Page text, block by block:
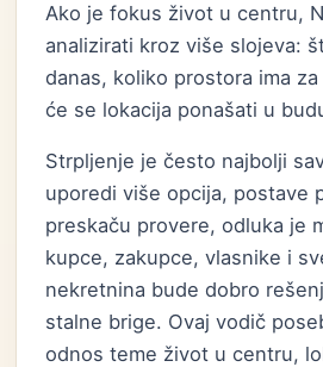
Ako je fokus život u centru,
analizirati kroz više slojeva:
danas, koliko prostora ima
će se lokacija ponašati u
Strpljenje je često najbolji
uporedi više opcija, postave
preskaču provere, odluka je
kupce, zakupce, vlasnike i
nekretnina bude dobro
stalne brige. Ovaj vodič
odnos teme život u centru,